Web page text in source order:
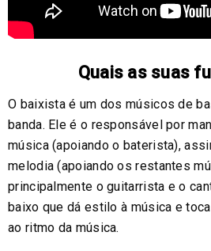
Quais as suas
O baixista é um dos músicos de
banda. Ele é o responsável por
música (apoiando o baterista),
melodia (apoiando os restantes
principalmente o guitarrista e o
baixo que dá estilo à música e
ao ritmo da música.